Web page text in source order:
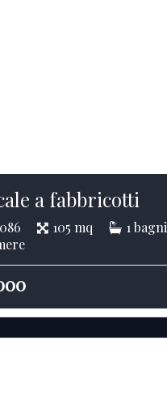
a fabbricotti
105 mq
1 bagni